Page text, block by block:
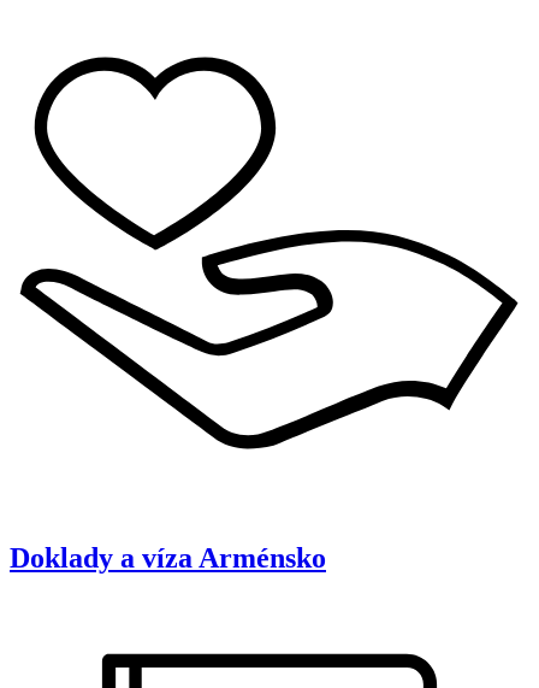
Doklady a víza Arménsko